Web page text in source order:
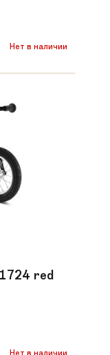
Нет в наличии
лет
1724 red